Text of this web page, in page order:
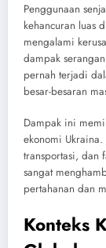
Penggunaan
kehancuran luas
mengalami
dampak
pernah terjadi
besar-besaran
Dampak ini
ekonomi
transportasi, dan
sangat
pertahanan dan
Konteks